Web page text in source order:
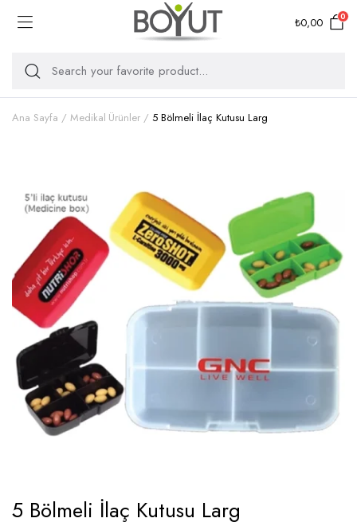
₺0,00 0
Ana Sayfa Medikal Ürünler 5 Bölmeli İlaç Kutusu Larg
5 Bölmeli İlaç Kutusu Larg